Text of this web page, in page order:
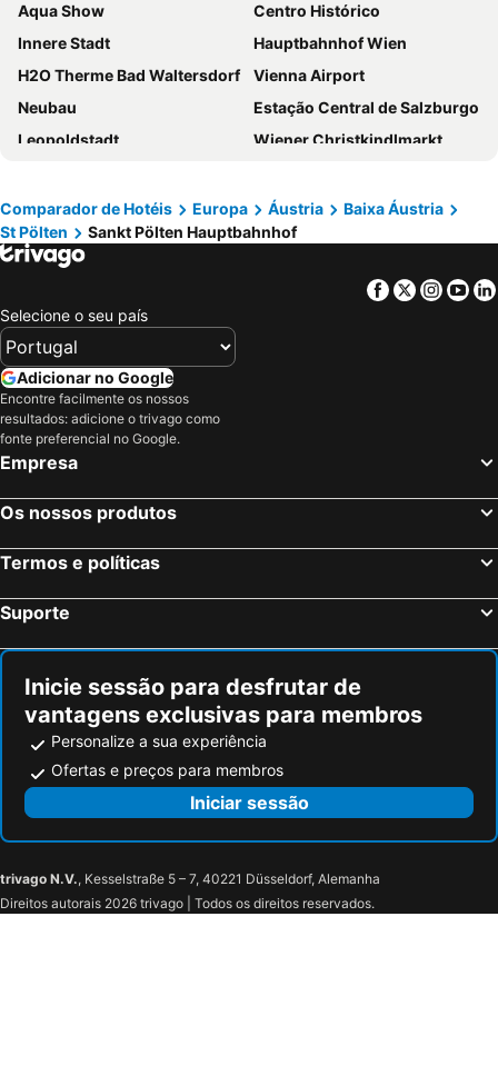
Aqua Show
Centro Histórico
Innere Stadt
Hauptbahnhof Wien
H2O Therme Bad Waltersdorf
Vienna Airport
Neubau
Estação Central de Salzburgo
Leopoldstadt
Wiener Christkindlmarkt
Landstraße
Liesing
Staatsoper
Wien Mitte - The Mall
Prefeitura de Viena
Mercado de Natal de Salzburgo
Singerstraße
City Airport Train
Mariahilferstrasse
Belvedere Palace
Salzwelten Hallstatt
Leopoldstraße
Vienna City Marathon
Casino Admiral
Bratislava hlavná stanica
Ocean Park - Family Entertainment Center
Riviéra
Cidade Velha
Jardim zoológico de Schönbrunn
Spittelberg
Musikverein
Elisabeth-Vorstadt
Wiener Stadthalle
BahnhofCity Wien West
Bahnhof Wien-Meidling
Biblioteca Nacional da Áustria
Sankt Pölten Hauptbahnhof
Sparkassenpark
Landhausviertel
Seminar- und Tagungszentrum Schwaighof
Ratzersdorfer See
VAZ - Veranstaltungszentrum Sankt Pölten
Frequency
Benediktinerstift Göttweig
Comparador de Hotéis Europa Áustria
Baixa Áustria
St Pölten
Sankt Pölten Hauptbahnhof
Facebook
Twitter
Selecione o seu país
Adicionar no Google
Encontre facilmente os nossos
resultados: adicione o trivago como
fonte preferencial no Google.
Empresa
Os nossos produtos
Termos e políticas
Suporte
Inicie sessão para desfrutar de
vantagens exclusivas para membros
Personalize a sua experiência
Ofertas e preços para membros
Iniciar sessão
trivago N.V., Kesselstraße 5 – 7, 40221 Düsseldorf, Alemanha
Direitos autorais 2026 trivago | Todos os direitos reservados.